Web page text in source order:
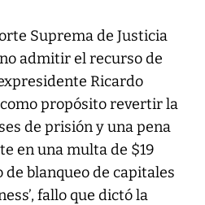
Suprema de Justicia
admitir el recurso de
Ricardo
propósito revertir la
de prisión y una pena
en una multa de $19
blanqueo de capitales
fallo que dictó la